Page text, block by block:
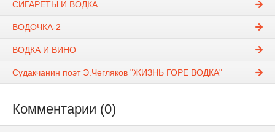
СИГАРЕТЫ И ВОДКА
ВОДОЧКА-2
ВОДКА И ВИНО
Судакчанин поэт Э.Чегляков "ЖИЗНЬ ГОРЕ ВОДКА"
Комментарии (0)